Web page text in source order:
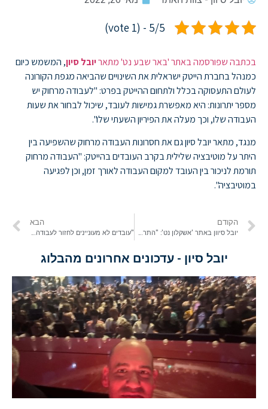
5/5 - (1 vote)
בכתבה שפורסמה באתר 'באר שבע נט' מתאריובל סיון, המשמש כיום
כמנהל בחברת הייטק ישראלית את השינויים שהביאה מגפת הקורונה
לעולם התעסוקה בכלל ולתחום ההייטק בפרט: "לעבודה מרחוק יש
מספר יתרונות: היא מאפשרת גמישות לעובד, שיכול לבחור את שעות
העבודה שלו, וכך מעלה את הפיריון השעתי שלו".
מנגד, מתאר יובל סיון גם את חסרונות העבודה מרחוק שהשפיעה בין
היתר על מוטיבציה שלילית בקרב העובדים בהייטק: "העבודה מרחוק
תורמת לניכור בין העובד למקום העבודה לאורך זמן, וכן לפגיעה
במוטיבציה".
הקודם הבא
יובל סיון - עדכונים אחרונים מהבלוג